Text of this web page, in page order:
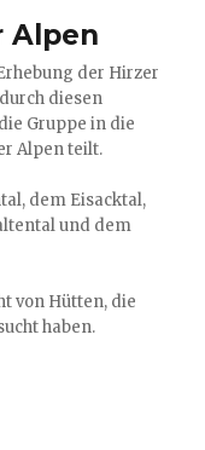
Alpen
der Hirzer
diesen
Gruppe in die
Alpen teilt.
dem Eisacktal,
und dem
von Hütten, die
haben.